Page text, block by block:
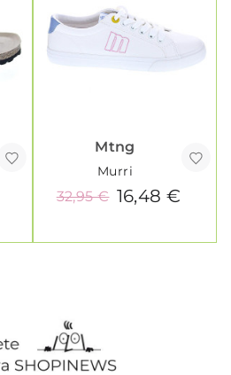
Mtng
Murri
16,48 €
32,95 €